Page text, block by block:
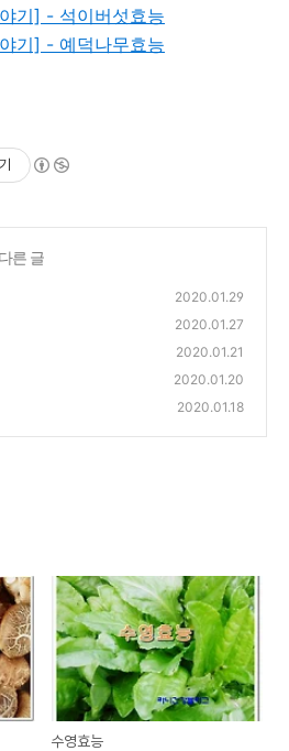
기] - 석이버섯효능
기] - 예덕나무효능
른 글
2020.01.29
2020.01.27
2020.01.21
2020.01.20
2020.01.18
수영효능